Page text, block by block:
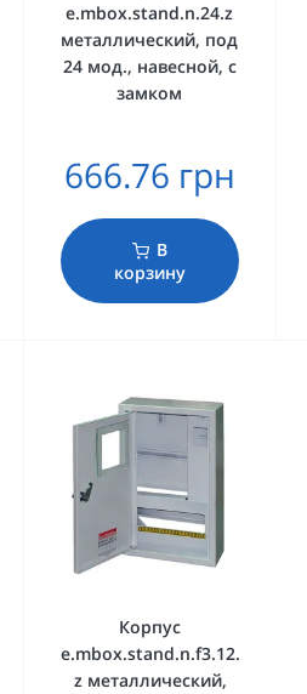
e.mbox.stand.n.24.z
металлический, под
24 мод., навесной, с
замком
666.76 грн
В
корзину
Корпус
e.mbox.stand.n.f3.12.
z металлический,